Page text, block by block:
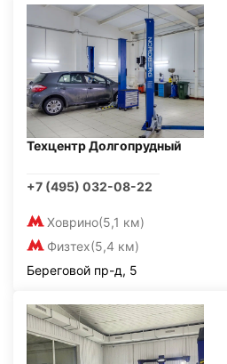
Техцентр Долгопрудный
+7 (495) 032-08-22
Ховрино(5,1 км)
Физтех(5,4 км)
Береговой пр-д, 5